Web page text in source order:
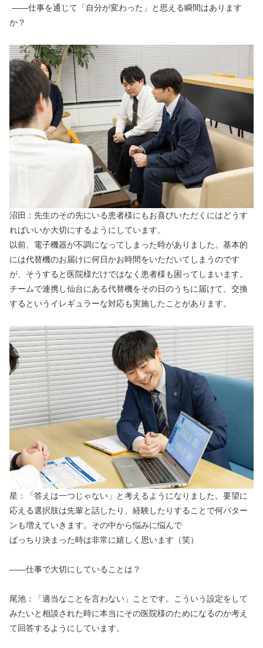
――仕事を通じて「自分が変わった」と思える瞬間はあります
か？
沼田：先生のその先にいる患者様にもお喜びいただくにはどうす
ればいいか大切にするようにしています。
以前、電子機器が不調になってしまった時がありました。基本的
には代替機のお届けに何日かお時間をいただいてしまうのです
が、そうすると医院様だけではなく患者様も困ってしまいます。
チームで連携し仙台にある代替機をその日のうちに届けて、交換
するというイレギュラーな対応も実施したことがあります。
星：「答えは一つじゃない」と考えるようになりました。要望に
応える選択肢は先輩と話したり、経験したりすることで何パター
ンも増えていきます。その中から悩みに悩んで
ばっちり決まった時は非常に嬉しく思います（笑）
――仕事で大切にしていることは？
尾池：「適当なことを言わない」ことです。こういう設定をして
みたいと相談された時に本当にその医院様のためになるのか考え
て回答するようにしています。